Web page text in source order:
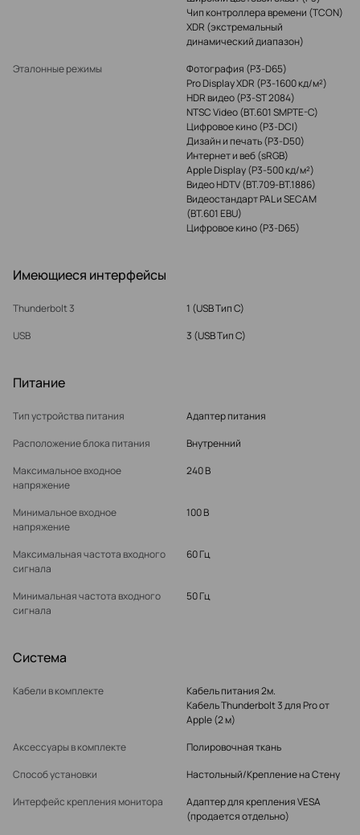
Чип контроллера времени (TCON)
XDR (экстремальный
динамический диапазон)
Эталонные режимы
Фотография (P3-D65)
Pro Display XDR (P3‑1600 кд/м²)
HDR видео (P3-ST 2084)
NTSC Video (BT.601 SMPTE-C)
Цифровое кино (P3‑DCI)
Дизайн и печать (P3-D50)
Интернет и веб (sRGB)
Apple Display (P3‑500 кд/м²)
Видео HDTV (BT.709‑BT.1886)
Видеостандарт PAL и SECAM
(BT.601 EBU)
Цифровое кино (P3‑D65)
Имеющиеся интерфейсы
Thunderbolt 3
1 (USB Тип C)
USB
3 (USB Тип C)
Питание
Тип устройства питания
Адаптер питания
Расположение блока питания
Внутренний
Максимальное входное
напряжение
240 В
Минимальное входное
напряжение
100 В
Максимальная частота входного
сигнала
60 Гц
Минимальная частота входного
сигнала
50 Гц
Система
Кабели в комплекте
Кабель питания 2м.
Кабель Thunderbolt 3 для Pro от
Apple (2 м)
Аксессуары в комплекте
Полировочная ткань
Способ установки
Настольный/Крепление на Стену
Интерфейс крепления монитора
Адаптер для крепления VESA
(продается отдельно)